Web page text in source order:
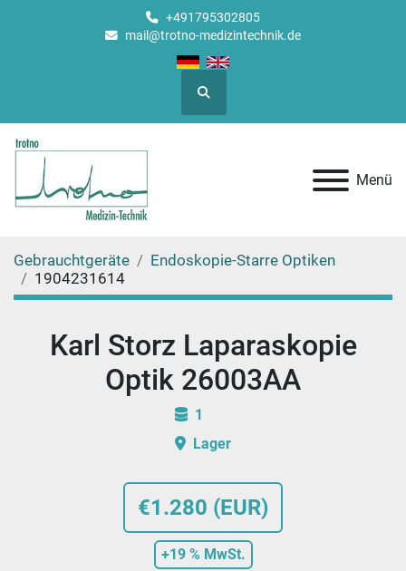
+491795302805
mail@trotno-medizintechnik.de
Suche
Menü
Gebrauchtgeräte
Endoskopie-Starre Optiken
1904231614
€1.280 (EUR)
+19 % MwSt.
Karl Storz Laparaskopie
Optik 26003AA
1
Lager